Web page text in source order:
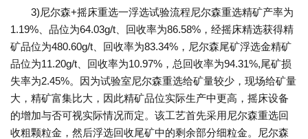
3)尼尔森+摇床重选一浮选试验流程尼尔森重选精矿产率为
1.19%、品位为64.03g/t、回收率为86.58%，经摇床精选获得精
矿品位为480.60g/t、回收率为83.34%，尼尔森尾矿浮选金精矿
品位为11.20g/t、回收率为10.97%，总回收率为94.31%,尾矿损
失率为2.45%。因为试验室尼尔森重选给矿量较少，现场给矿量
大，精矿富集比大，因此精矿品位实际生产中更高，摇床设备
的增加与否可视实际情况而定。该工艺首先采用尼尔森重选回
收粗颗粒金，然后浮选回收尾矿中的剩余部分细粒金。尼尔森